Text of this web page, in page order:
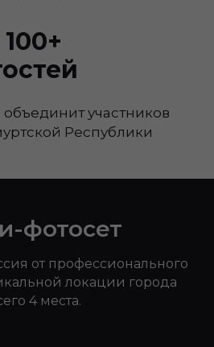
100+
участников
Республики
фотосет
от профессионального
локации города
4 места.